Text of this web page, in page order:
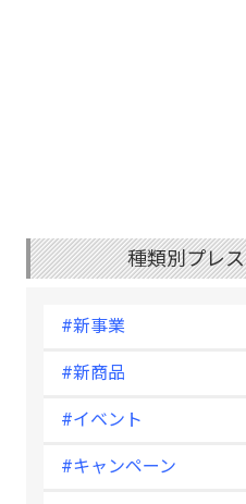
種類別プレ
#新事業
#新商品
#イベント
#キャンペーン